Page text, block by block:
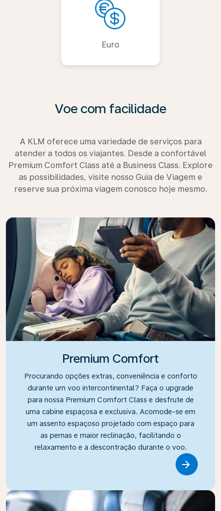
Euro
Voe com facilidade
A KLM oferece uma variedade de serviços para
atender a todos os viajantes. Desde a confortável
Premium Comfort Class até a Business Class. Explore
as possibilidades, visite nosso Guia de Viagem e
reserve sua próxima viagem conosco hoje mesmo.
Premium Comfort
Procurando opções extras, conveniência e conforto
durante um voo intercontinental? Faça o upgrade
para nossa Premium Comfort Class e desfrute de
uma cabine espaçosa e exclusiva. Acomode-se em
um assento espaçoso projetado com espaço para
as pernas e maior reclinação, facilitando o
relaxamento e a descontração durante o voo.